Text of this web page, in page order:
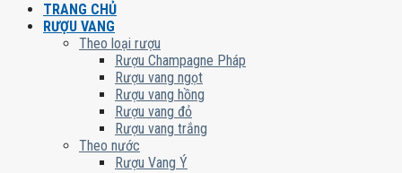
TRANG CHỦ
RƯỢU VANG
Theo loại rượu
Rượu Champagne Pháp
Rượu vang ngọt
Rượu vang hồng
Rượu vang đỏ
Rượu vang trắng
Theo nước
Rượu Vang Ý